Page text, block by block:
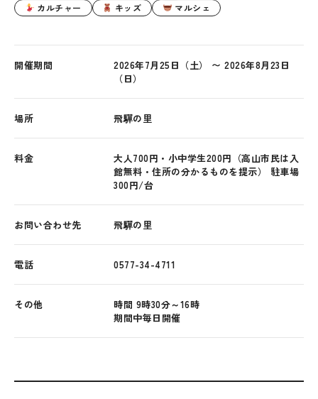
カルチャー
キッズ マルシェ
開催期間
2026年7月25日（土） 〜 2026年8月23日
（日）
場所 飛驒の里
料金
大人700円・小中学生200円（高山市民は入
館無料・住所の分かるものを提示） 駐車場
300円/台
お問い合わせ先 飛驒の里
電話 0577-34-4711
その他
時間 9時30分～16時
期間中毎日開催